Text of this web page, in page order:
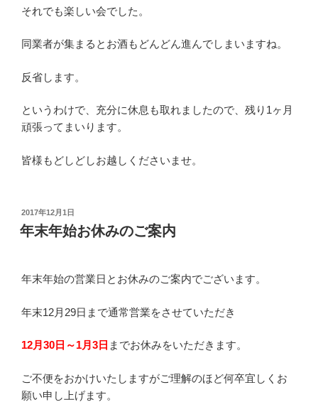
それでも楽しい会でした。
同業者が集まるとお酒もどんどん進んでしまいますね。
反省します。
というわけで、充分に休息も取れましたので、残り1ヶ月
頑張ってまいります。
皆様もどしどしお越しくださいませ。
投
稿
日:
2017年12月1日
年末年始お休みのご案内
年末年始の営業日とお休みのご案内でございます。
年末12月29日まで通常営業をさせていただき
12月30日～1月3日 までお休みをいただきます。
ご不便をおかけいたしますがご理解のほど何卒宜しくお
願い申し上げます。